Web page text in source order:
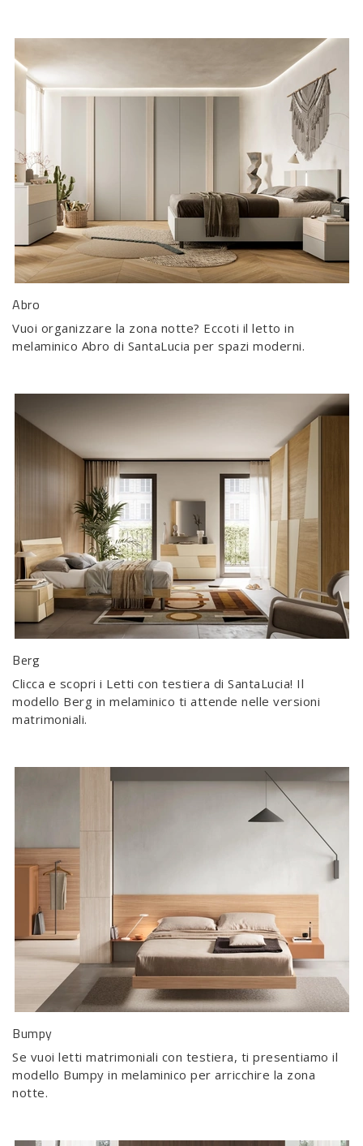
Abro
Vuoi organizzare la zona notte? Eccoti il letto in
melaminico Abro di SantaLucia per spazi moderni.
Berg
Clicca e scopri i Letti con testiera di SantaLucia! Il
modello Berg in melaminico ti attende nelle versioni
matrimoniali.
Bumpy
Se vuoi letti matrimoniali con testiera, ti presentiamo il
modello Bumpy in melaminico per arricchire la zona
notte.